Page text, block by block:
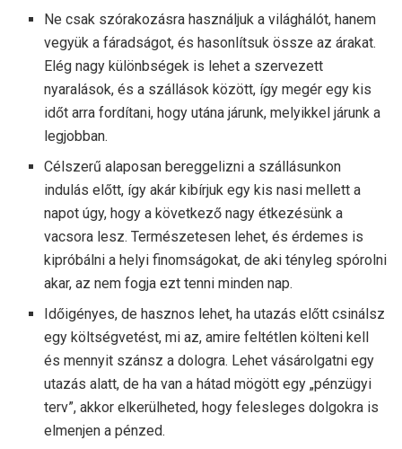
Ne csak szórakozásra használjuk a világhálót, hanem
vegyük a fáradságot, és hasonlítsuk össze az árakat.
Elég nagy különbségek is lehet a szervezett
nyaralások, és a szállások között, így megér egy kis
időt arra fordítani, hogy utána járunk, melyikkel járunk a
legjobban.
Célszerű alaposan bereggelizni a szállásunkon
indulás előtt, így akár kibírjuk egy kis nasi mellett a
napot úgy, hogy a következő nagy étkezésünk a
vacsora lesz. Természetesen lehet, és érdemes is
kipróbálni a helyi finomságokat, de aki tényleg spórolni
akar, az nem fogja ezt tenni minden nap.
Időigényes, de hasznos lehet, ha utazás előtt csinálsz
egy költségvetést, mi az, amire feltétlen költeni kell
és mennyit szánsz a dologra. Lehet vásárolgatni egy
utazás alatt, de ha van a hátad mögött egy „pénzügyi
terv”, akkor elkerülheted, hogy felesleges dolgokra is
elmenjen a pénzed.